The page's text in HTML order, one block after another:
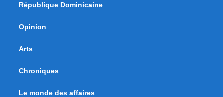
République Dominicaine
Opinion
Arts
Chroniques
Le monde des affaires